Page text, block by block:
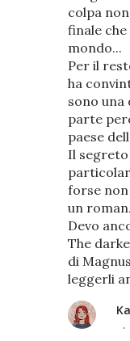
colpa
finale
mondo...
Per il
ha
sono una
parte
paese
Il
forse
un
Devo
The
di
leggerli